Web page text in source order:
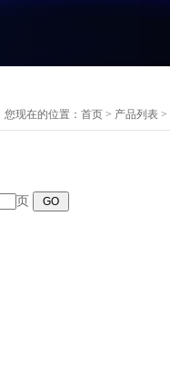
您现在的位置： 首页 > 产品列表 >
页